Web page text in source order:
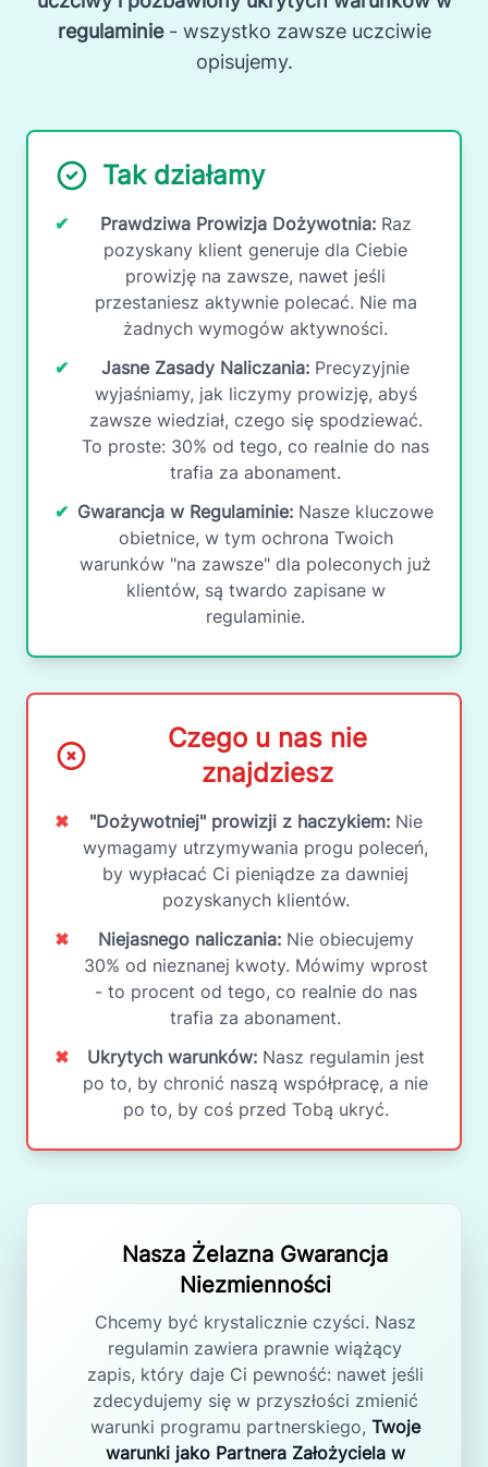
regulaminie- wszystko zawsze uczciwie
opisujemy.
Tak działamy
✔ Prawdziwa Prowizja Dożywotnia:Raz
pozyskany klient generuje dla Ciebie
prowizję na zawsze, nawet jeśli
przestaniesz aktywnie polecać. Nie ma
żadnych wymogów aktywności.
✔
Jasne Zasady Naliczania: Precyzyjnie
wyjaśniamy, jak liczymy prowizję, abyś
zawsze wiedział, czego się spodziewać.
To proste: 30% od tego, co realnie do nas
trafia za abonament.
✔ Gwarancja w Regulaminie: Nasze kluczowe
obietnice, w tym ochrona Twoich
warunków "na zawsze" dla poleconych już
klientów, są twardo zapisane w
regulaminie.
Czego u nas nie
znajdziesz
✖ "Dożywotniej" prowizji z haczykiem:Nie
wymagamy utrzymywania progu poleceń,
by wypłacać Ci pieniądze za dawniej
pozyskanych klientów.
✖
Niejasnego naliczania:Nie obiecujemy
30% od nieznanej kwoty. Mówimy wprost
- to procent od tego, co realnie do nas
trafia za abonament.
✖
Ukrytych warunków:Nasz regulamin jest
po to, by chronić naszą współpracę, a nie
po to, by coś przed Tobą ukryć.
Nasza Żelazna Gwarancja
Niezmienności
Chcemy być krystalicznie czyści. Nasz
regulamin zawiera prawnie wiążący
zapis, który daje Ci pewność: nawet jeśli
zdecydujemy się w przyszłości zmienić
warunki programu partnerskiego, Twoje
warunki jako Partnera Założyciela w